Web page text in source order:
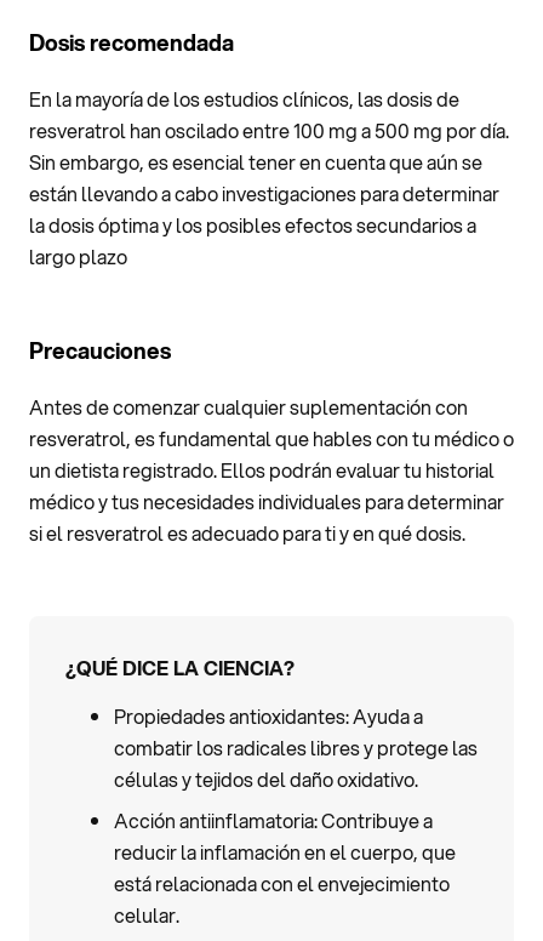
Dosis recomendada
En la mayoría de los estudios clínicos, las dosis de
resveratrol han oscilado entre 100 mg a 500 mg por día.
Sin embargo, es esencial tener en cuenta que aún se
están llevando a cabo investigaciones para determinar
la dosis óptima y los posibles efectos secundarios a
largo plazo
Precauciones
Antes de comenzar cualquier suplementación con
resveratrol, es fundamental que hables con tu médico o
un dietista registrado. Ellos podrán evaluar tu historial
médico y tus necesidades individuales para determinar
si el resveratrol es adecuado para ti y en qué dosis.
¿QUÉ DICE LA CIENCIA?
Propiedades antioxidantes: Ayuda a
combatir los radicales libres y protege las
células y tejidos del daño oxidativo.
Acción antiinflamatoria: Contribuye a
reducir la inflamación en el cuerpo, que
está relacionada con el envejecimiento
celular.